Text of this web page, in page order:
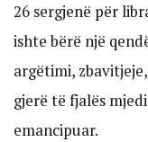
26 sergjenë për
ishte bërë një
argëtimi,
gjerë të fjalës
emancipuar.